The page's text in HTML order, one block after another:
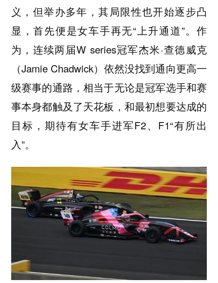
义，但举办多年，其局限性也开始逐步凸
显，首先便是女车手再无“上升通道”。作
为，连续两届W series冠军杰米·查德威克
（Jamie Chadwick）依然没找到通向更高一
级赛事的通路，相当于无论是冠军选手和赛
事本身都触及了天花板，和最初想要达成的
目标，期待有女车手进军F2、F1“有所出
入”。